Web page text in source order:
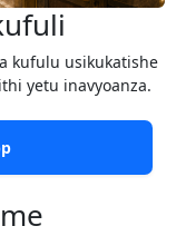
kufulu usikukatishe
yetu inavyoanza.